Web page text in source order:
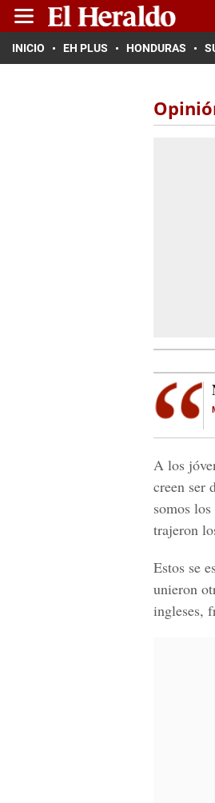
INICIO EH PLUS HONDURAS
A los
creen ser
somos
trajeron
Estos se
unieron
ingleses,